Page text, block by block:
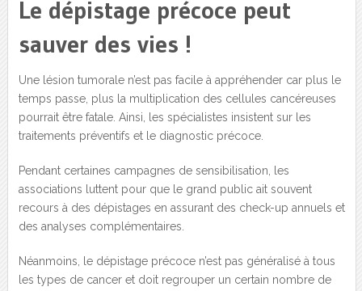
Le dépistage précoce peut
sauver des vies !
Une lésion tumorale n’est pas facile à appréhender car plus le
temps passe, plus la multiplication des cellules cancéreuses
pourrait être fatale. Ainsi, les spécialistes insistent sur les
traitements préventifs et le diagnostic précoce.
Pendant certaines campagnes de sensibilisation, les
associations luttent pour que le grand public ait souvent
recours à des dépistages en assurant des check-up annuels et
des analyses complémentaires.
Néanmoins, le dépistage précoce n’est pas généralisé à tous
les types de cancer et doit regrouper un certain nombre de